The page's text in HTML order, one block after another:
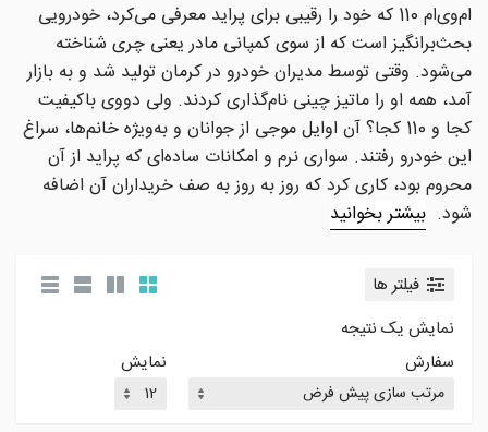
ام‌وی‌ام 110 که خود را رقیبی برای پراید معرفی می‌کرد، خودرویی
بحث‌برانگیز است که از سوی کمپانی مادر یعنی چری شناخته
می‌شود. وقتی توسط مدیران خودرو در کرمان تولید شد و به بازار
آمد، همه او را ماتیز چینی نام‌گذاری کردند. ولی دووی باکیفیت
کجا و 110 کجا؟ آن اوایل موجی از جوانان و به‌ویژه خانم‌ها، سراغ
این خودرو رفتند. سواری نرم و امکانات ساده‌ای که پراید از آن
محروم بود، کاری کرد که روز به روز به صف خریداران آن اضافه
شود. بیشتر بخوانید
فیلتر ها
نمایش یک نتیجه
سفارش
نمایش